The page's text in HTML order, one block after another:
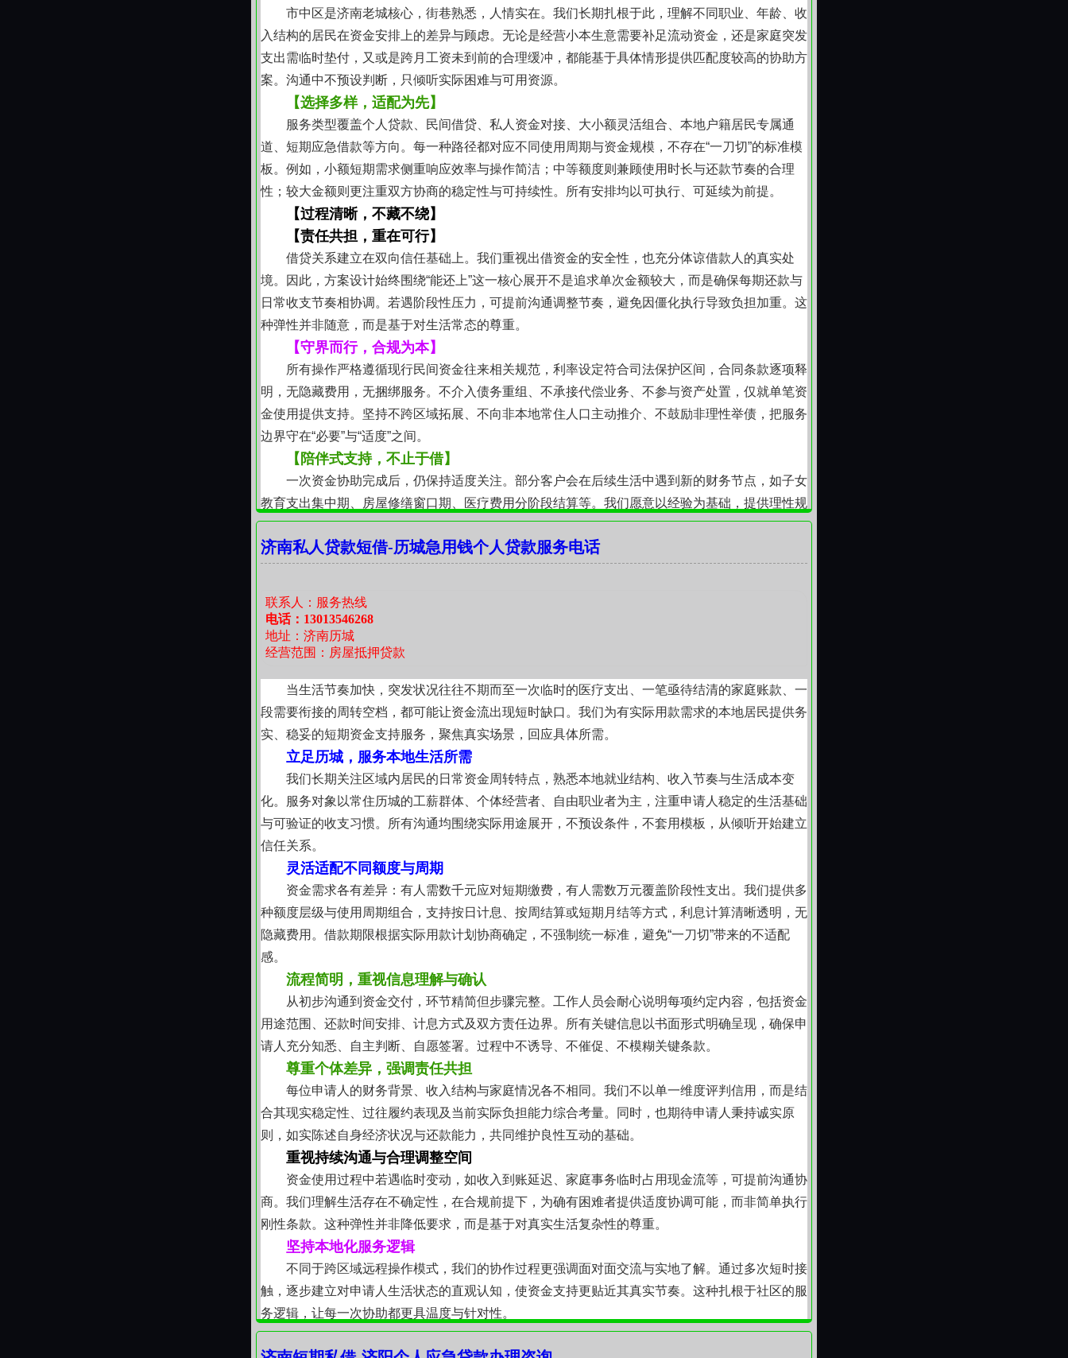
市中区是济南老城核心，街巷熟悉，人情实在。我们长期扎根于此，理解不同职业、年龄、收
入结构的居民在资金安排上的差异与顾虑。无论是经营小本生意需要补足流动资金，还是家庭突发
支出需临时垫付，又或是跨月工资未到前的合理缓冲，都能基于具体情形提供匹配度较高的协助方
案。沟通中不预设判断，只倾听实际困难与可用资源。
【选择多样，适配为先】
服务类型覆盖个人贷款、民间借贷、私人资金对接、大小额灵活组合、本地户籍居民专属通
道、短期应急借款等方向。每一种路径都对应不同使用周期与资金规模，不存在“一刀切”的标准模
板。例如，小额短期需求侧重响应效率与操作简洁；中等额度则兼顾使用时长与还款节奏的合理
性；较大金额则更注重双方协商的稳定性与可持续性。所有安排均以可执行、可延续为前提。
【过程清晰，不藏不绕】
【责任共担，重在可行】
借贷关系建立在双向信任基础上。我们重视出借资金的安全性，也充分体谅借款人的真实处
境。因此，方案设计始终围绕“能还上”这一核心展开不是追求单次金额较大，而是确保每期还款与
日常收支节奏相协调。若遇阶段性压力，可提前沟通调整节奏，避免因僵化执行导致负担加重。这
种弹性并非随意，而是基于对生活常态的尊重。
【守界而行，合规为本】
所有操作严格遵循现行民间资金往来相关规范，利率设定符合司法保护区间，合同条款逐项释
明，无隐藏费用，无捆绑服务。不介入债务重组、不承接代偿业务、不参与资产处置，仅就单笔资
金使用提供支持。坚持不跨区域拓展、不向非本地常住人口主动推介、不鼓励非理性举债，把服务
边界守在“必要”与“适度”之间。
【陪伴式支持，不止于借】
一次资金协助完成后，仍保持适度关注。部分客户会在后续生活中遇到新的财务节点，如子女
教育支出集中期、房屋修缮窗口期、医疗费用分阶段结算等。我们愿意以经验为基础，提供理性规
划建议，协助梳理轻重缓急，让资金使用真正服务于生活改善本身，而非制造新的压力源。这种持
续的关注，源于对市中区邻里关系的理解与珍视。
的一段可靠联结。我们不做快进快出的过客，只做值得托付一段路的同行者。每一笔协助，都始于
具体需求，成于坦诚沟通，落于平稳落地。当资金流动有了温度与分寸，生活中的难处，便多了一
种被接住的方式。
济南私人贷款短借-历城急用钱个人贷款服务电话
联系人：服务热线
电话：13013546268
地址：济南历城
经营范围：房屋抵押贷款
当生活节奏加快，突发状况往往不期而至一次临时的医疗支出、一笔亟待结清的家庭账款、一
段需要衔接的周转空档，都可能让资金流出现短时缺口。我们为有实际用款需求的本地居民提供务
实、稳妥的短期资金支持服务，聚焦真实场景，回应具体所需。
立足历城，服务本地生活所需
我们长期关注区域内居民的日常资金周转特点，熟悉本地就业结构、收入节奏与生活成本变
化。服务对象以常住历城的工薪群体、个体经营者、自由职业者为主，注重申请人稳定的生活基础
与可验证的收支习惯。所有沟通均围绕实际用途展开，不预设条件，不套用模板，从倾听开始建立
信任关系。
灵活适配不同额度与周期
资金需求各有差异：有人需数千元应对短期缴费，有人需数万元覆盖阶段性支出。我们提供多
种额度层级与使用周期组合，支持按日计息、按周结算或短期月结等方式，利息计算清晰透明，无
隐藏费用。借款期限根据实际用款计划协商确定，不强制统一标准，避免“一刀切”带来的不适配
感。
流程简明，重视信息理解与确认
从初步沟通到资金交付，环节精简但步骤完整。工作人员会耐心说明每项约定内容，包括资金
用途范围、还款时间安排、计息方式及双方责任边界。所有关键信息以书面形式明确呈现，确保申
请人充分知悉、自主判断、自愿签署。过程中不诱导、不催促、不模糊关键条款。
尊重个体差异，强调责任共担
每位申请人的财务背景、收入结构与家庭情况各不相同。我们不以单一维度评判信用，而是结
合其现实稳定性、过往履约表现及当前实际负担能力综合考量。同时，也期待申请人秉持诚实原
则，如实陈述自身经济状况与还款能力，共同维护良性互动的基础。
重视持续沟通与合理调整空间
资金使用过程中若遇临时变动，如收入到账延迟、家庭事务临时占用现金流等，可提前沟通协
商。我们理解生活存在不确定性，在合规前提下，为确有困难者提供适度协调可能，而非简单执行
刚性条款。这种弹性并非降低要求，而是基于对真实生活复杂性的尊重。
坚持本地化服务逻辑
不同于跨区域远程操作模式，我们的协作过程更强调面对面交流与实地了解。通过多次短时接
触，逐步建立对申请人生活状态的直观认知，使资金支持更贴近其真实节奏。这种扎根于社区的服
务逻辑，让每一次协助都更具温度与针对性。
回归资金支持的本质意义